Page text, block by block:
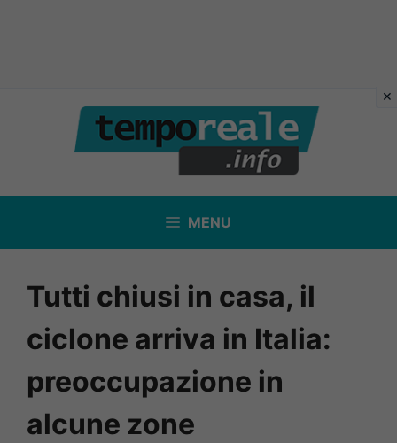
contenuto
MENU
Tutti chiusi in casa, il
ciclone arriva in Italia:
preoccupazione in
alcune zone